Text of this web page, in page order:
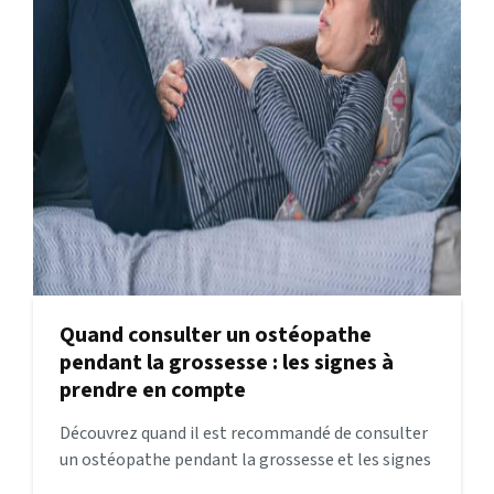
Quand consulter un ostéopathe
pendant la grossesse : les signes à
prendre en compte
Découvrez quand il est recommandé de consulter
un ostéopathe pendant la grossesse et les signes